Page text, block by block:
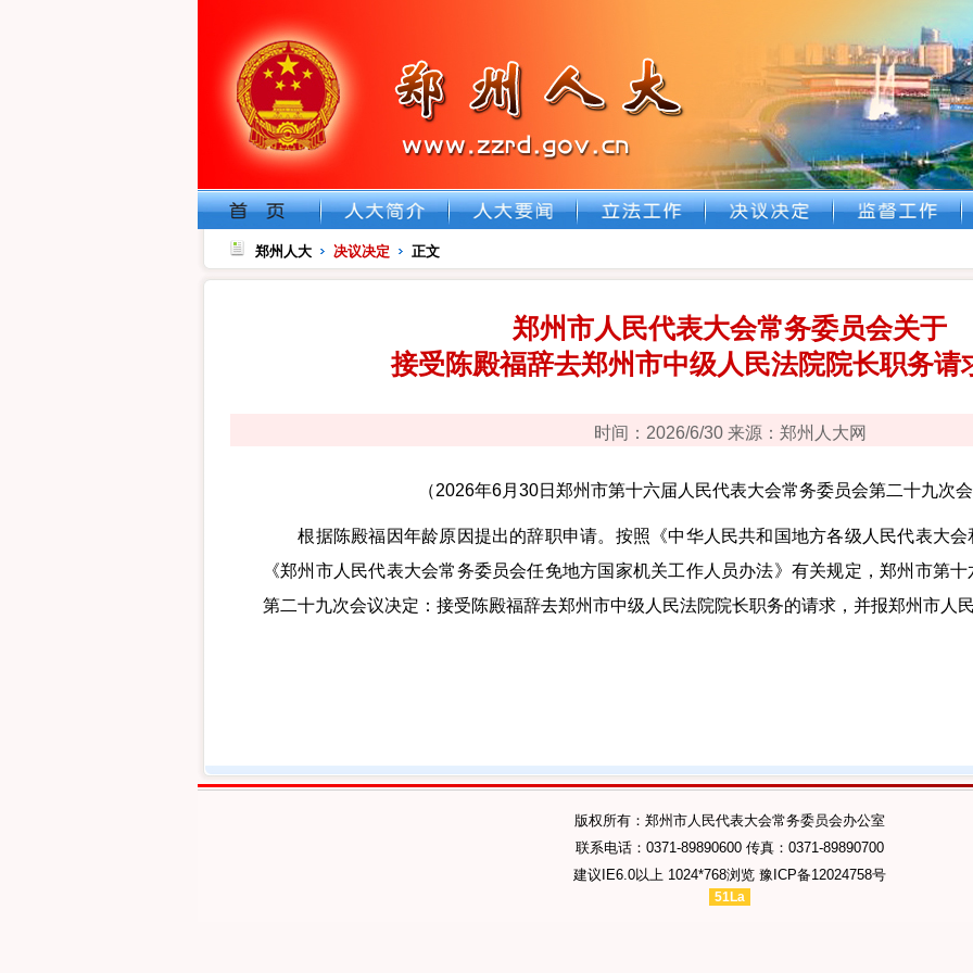
郑州人大 决议决定 正文
郑州市人民代表大会常务委员会关于
接受陈殿福辞去郑州市中级人民法院院长职务请
时间：2026/6/30 来源：郑州人大网
（2026年6月30日郑州市第十六届人民代表大会常务委员会第二十九次
根据陈殿福因年龄原因提出的辞职申请。按照《中华人民共和国地方各级人民代表大会
《郑州市人民代表大会常务委员会任免地方国家机关工作人员办法》有关规定，郑州市第
第二十九次会议决定：接受陈殿福辞去郑州市中级人民法院院长职务的请求，并报郑州市人
版权所有：郑州市人民代表大会常务委员会办公室
联系电话：0371-89890600 传真：0371-89890700
建议IE6.0以上 1024*768浏览 豫ICP备12024758号
51La